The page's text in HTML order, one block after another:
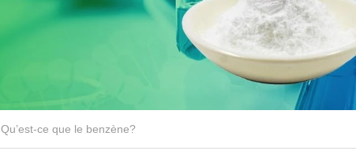
Qu’est-ce que le benzène?